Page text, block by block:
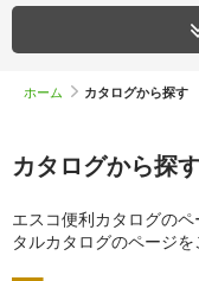
ホーム カタログから探す
カタログから探
エスコ便利カタログの
タルカタログのページを